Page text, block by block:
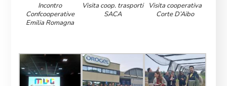
Incontro
Confcooperative
Emilia Romagna
Visita coop. trasporti
SACA
Visita cooperativa
Corte D’Aibo